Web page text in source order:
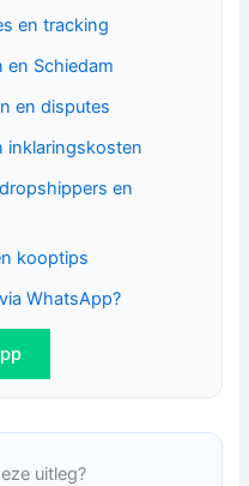
en tracking
en Schiedam
en disputes
inklaringskosten
en
kooptips
WhatsApp?
uitleg?